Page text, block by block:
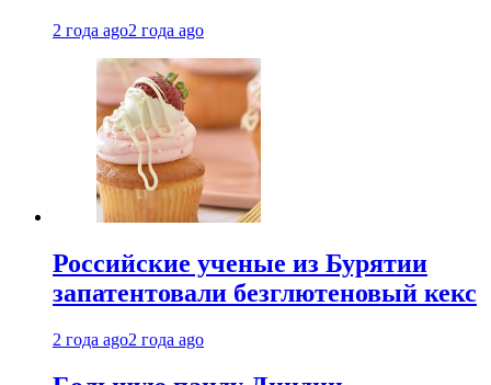
2 года ago2 года ago
Российские ученые из Бурятии
запатентовали безглютеновый кекс
2 года ago2 года ago